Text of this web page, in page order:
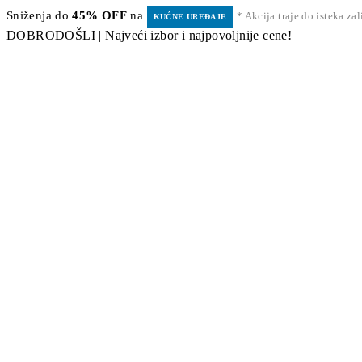
Sniženja do45% OFF na KUĆNE UREĐAJE * Akcija traje do isteka
DOBRODOŠLI | Najveći izbor i najpovoljnije cene!